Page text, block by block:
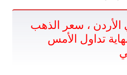
، سعر الذهب
تداول الأمس